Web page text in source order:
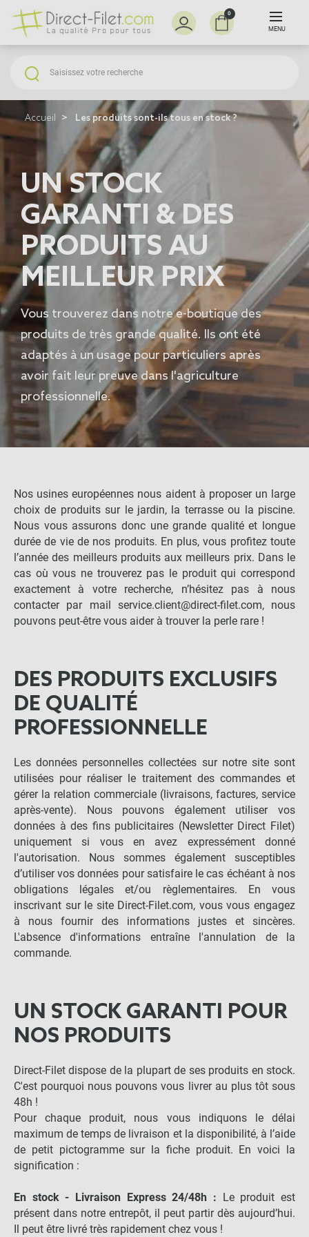
0
MENU
Accueil Les produits sont-ils tous en stock ?
UN STOCK
GARANTI & DES
PRODUITS AU
MEILLEUR PRIX
Vous trouverez dans notre e-boutique des
produits de très grande qualité. Ils ont été
adaptés à un usage pour particuliers après
avoir fait leur preuve dans l'agriculture
professionnelle.
Nos usines européennes nous aident à proposer un large
choix de produits sur le jardin, la terrasse ou la piscine.
Nous vous assurons donc une grande qualité et longue
durée de vie de nos produits. En plus, vous profitez toute
l’année des meilleurs produits aux meilleurs prix. Dans le
cas où vous ne trouverez pas le produit qui correspond
exactement à votre recherche, n’hésitez pas à nous
contacter par mail service.client@direct-filet.com, nous
pouvons peut-être vous aider à trouver la perle rare !
DES PRODUITS EXCLUSIFS
DE QUALITÉ
PROFESSIONNELLE
Les données personnelles collectées sur notre site sont
utilisées pour réaliser le traitement des commandes et
gérer la relation commerciale (livraisons, factures, service
après-vente). Nous pouvons également utiliser vos
données à des fins publicitaires (Newsletter Direct Filet)
uniquement si vous en avez expressément donné
l'autorisation. Nous sommes également susceptibles
d’utiliser vos données pour satisfaire le cas échéant à nos
obligations légales et/ou règlementaires. En vous
inscrivant sur le site Direct-Filet.com, vous vous engagez
à nous fournir des informations justes et sincères.
L'absence d'informations entraîne l'annulation de la
commande.
UN STOCK GARANTI POUR
NOS PRODUITS
Direct-Filet dispose de la plupart de ses produits en stock.
C'est pourquoi nous pouvons vous livrer au plus tôt sous
48h !
Pour chaque produit, nous vous indiquons le délai
maximum de temps de livraison et la disponibilité, à l’aide
de petit pictogramme sur la fiche produit. En voici la
signification :
En stock - Livraison Express 24/48h : Le produit est
présent dans notre entrepôt, il peut partir dès aujourd’hui.
Il peut être livré très rapidement chez vous !